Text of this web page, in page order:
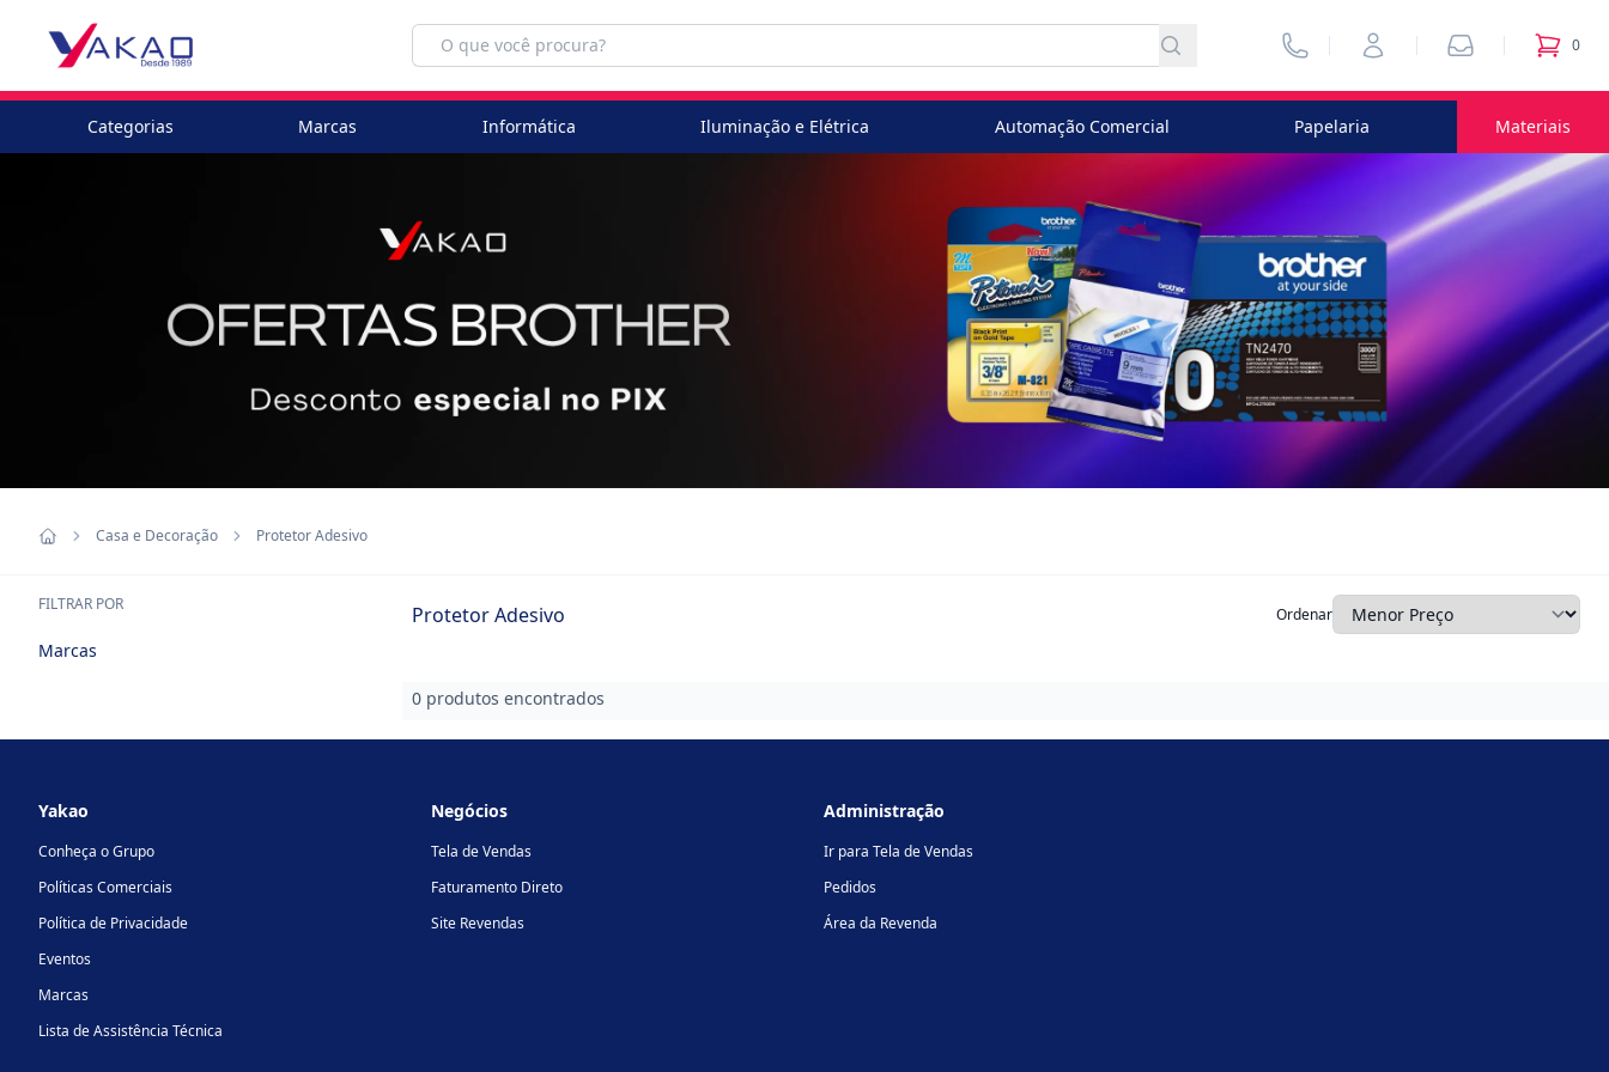
VendedoresMinha ContaPedidos 0
itens
Categorias Marcas Informática Iluminação e Elétrica Automação Comercial Papelaria Materiais
Casa e Decoração Protetor Adesivo
FILTRAR POR Protetor Adesivo Ordenar
Marcas
0 produtos encontrados
Yakao
Conheça o Grupo
Políticas Comerciais
Política de Privacidade
Eventos
Marcas
Lista de Assistência Técnica
Negócios
Tela de Vendas
Faturamento Direto
Site Revendas
Administração
Ir para Tela de Vendas
Pedidos
Área da Revenda